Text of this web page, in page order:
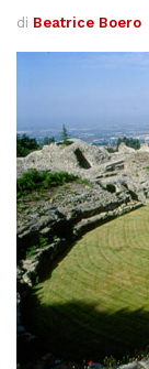
di Beatrice Boero